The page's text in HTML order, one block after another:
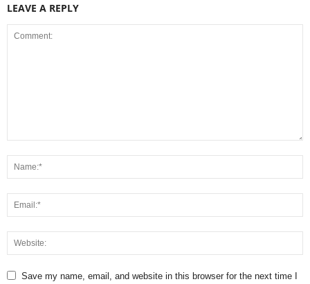
LEAVE A REPLY
Save my name, email, and website in this browser for the next time I